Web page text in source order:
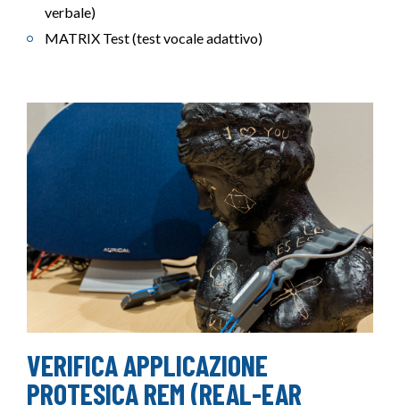
verbale)
MATRIX Test (test vocale adattivo)
VERIFICA APPLICAZIONE
PROTESICA REM (REAL-EAR